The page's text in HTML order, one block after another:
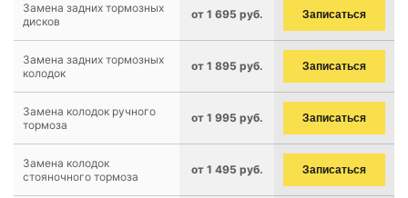
Замена задних тормозных
дисков
от 1 695 руб. Записаться
Замена задних тормозных
колодок
от 1 895 руб. Записаться
Замена колодок ручного
тормоза
от 1 995 руб. Записаться
Замена колодок
стояночного тормоза
от 1 495 руб. Записаться